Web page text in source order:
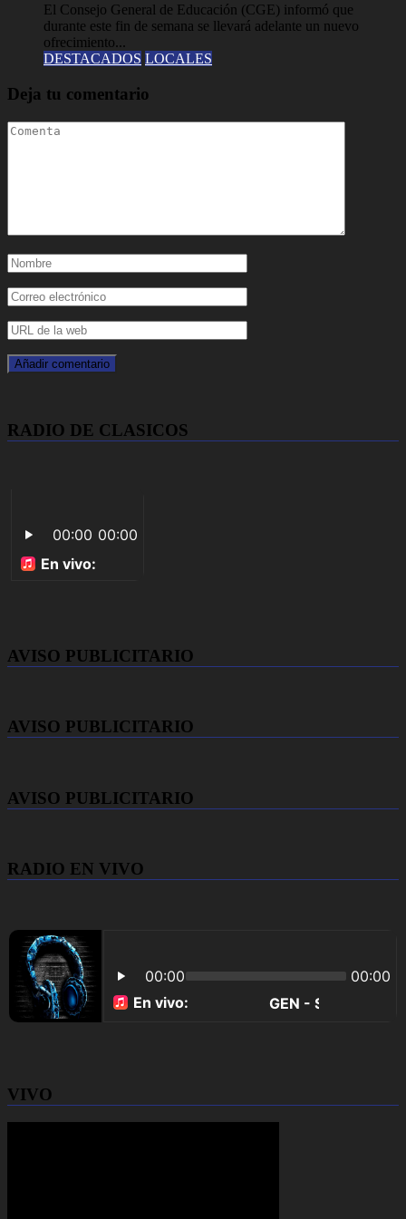
El Consejo General de Educación (CGE) informó que
durante este fin de semana se llevará adelante un nuevo
ofrecimiento...
DESTACADOS LOCALES
Deja tu comentario
RADIO DE CLASICOS
AVISO PUBLICITARIO
AVISO PUBLICITARIO
AVISO PUBLICITARIO
RADIO EN VIVO
VIVO